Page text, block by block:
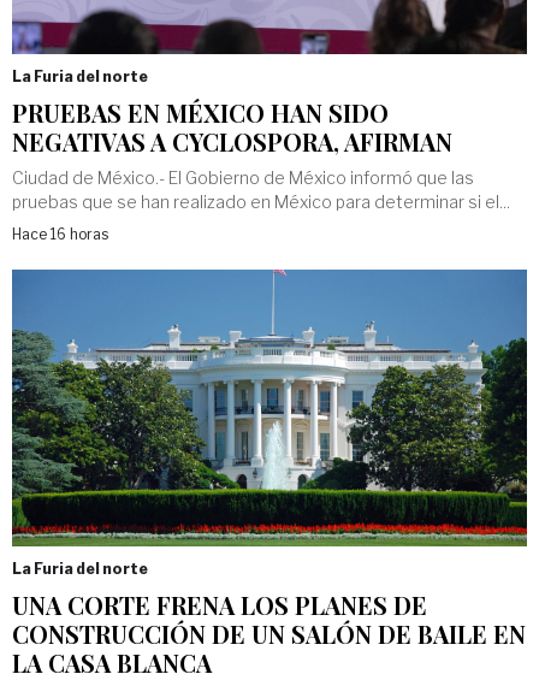
La Furia del norte
PRUEBAS EN MÉXICO HAN SIDO
NEGATIVAS A CYCLOSPORA, AFIRMAN
Ciudad de México.- El Gobierno de México informó que las
pruebas que se han realizado en México para determinar si el...
Hace 16 horas
La Furia del norte
UNA CORTE FRENA LOS PLANES DE
CONSTRUCCIÓN DE UN SALÓN DE BAILE EN
LA CASA BLANCA